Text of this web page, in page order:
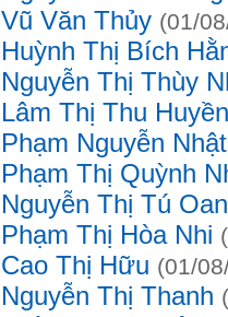
Vũ Văn Thủy (01/
Huỳnh Thị Bích
Nguyễn Thị Thùy
Lâm Thị Thu Huyền
Phạm Nguyễn
Phạm Thị Quỳnh
Nguyễn Thị Tú
Phạm Thị Hòa Nhi
Cao Thị Hữu (01/
Nguyễn Thị Thanh